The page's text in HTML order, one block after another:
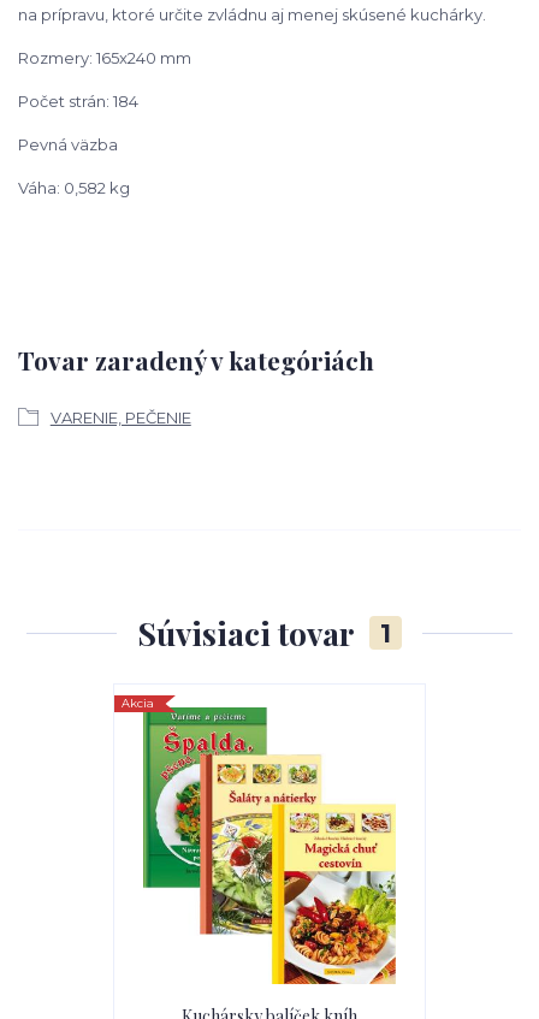
na prípravu, ktoré určite zvládnu aj menej skúsené kuchárky.
Rozmery: 165x240 mm
Počet strán: 184
Pevná väzba
Váha: 0,582 kg
Tovar zaradený v kategóriách
VARENIE, PEČENIE
Súvisiaci tovar 1
Akcia